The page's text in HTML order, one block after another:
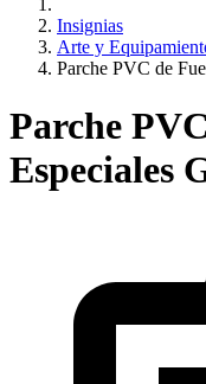
Insignias
Arte y
Parche PVC de
Parche
Especiales